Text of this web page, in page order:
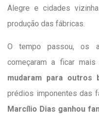
Alegre e cidades
produção das fábricas.
O tempo passou, os
começaram a ficar
mudaram para outros
prédios imponentes das
Marcílio Dias ganhou